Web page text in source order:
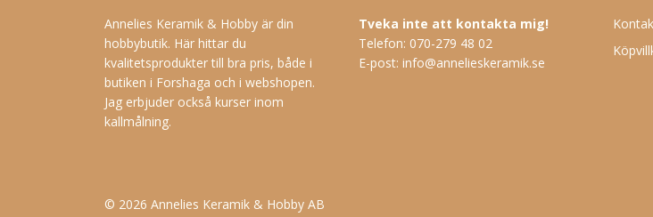
Annelies Keramik & Hobby är din
hobbybutik. Här hittar du
kvalitetsprodukter till bra pris, både i
butiken i Forshaga och i webshopen.
Jag erbjuder också kurser inom
kallmålning.
Tveka inte att kontakta mig!
Telefon: 070-279 48 02
E-post: info@annelieskeramik.se
© 2026 Annelies Keramik & Hobby AB